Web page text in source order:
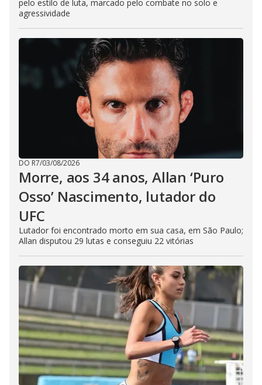
pelo estilo de luta, marcado pelo combate no solo e
agressividade
DO R7/03/08/2026
Morre, aos 34 anos, Allan ‘Puro
Osso’ Nascimento, lutador do
UFC
Lutador foi encontrado morto em sua casa, em São Paulo;
Allan disputou 29 lutas e conseguiu 22 vitórias